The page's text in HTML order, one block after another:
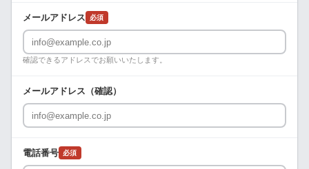
メールアドレス 必須
確認できるアドレスでお願いいたします。
メールアドレス（確認）
電話番号 必須